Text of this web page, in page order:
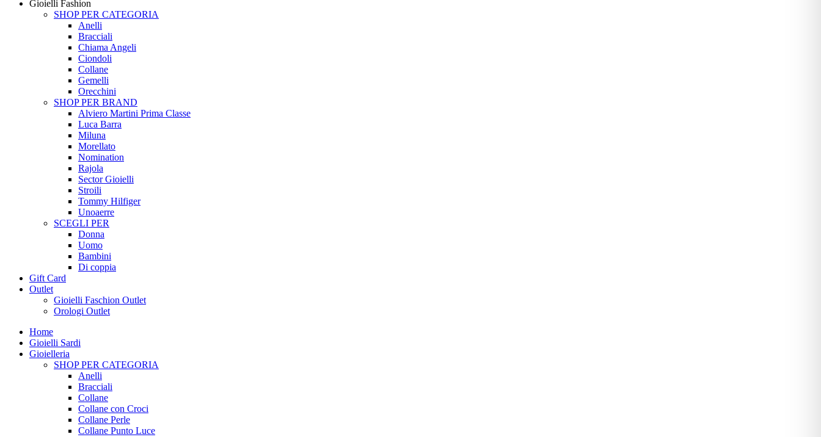
Gioielli Fashion
SHOP PER CATEGORIA
Anelli
Bracciali
Chiama Angeli
Ciondoli
Collane
Gemelli
Orecchini
SHOP PER BRAND
Alviero Martini Prima Classe
Luca Barra
Miluna
Morellato
Nomination
Rajola
Sector Gioielli
Stroili
Tommy Hilfiger
Unoaerre
SCEGLI PER
Donna
Uomo
Bambini
Di coppia
Gift Card
Outlet
Gioielli Faschion Outlet
Orologi Outlet
Home
Gioielli Sardi
Gioielleria
SHOP PER CATEGORIA
Anelli
Bracciali
Collane
Collane con Croci
Collane Perle
Collane Punto Luce